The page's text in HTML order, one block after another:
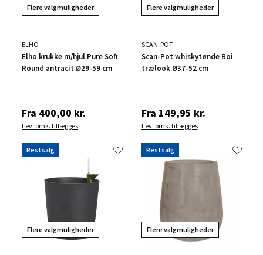
Flere valgmuligheder
ELHO
Elho krukke m/hjul Pure Soft
Round antracit Ø29-59 cm
Fra 400,00 kr.
Lev. omk. tillægges
Flere valgmuligheder
SCAN-POT
Scan-Pot whiskytønde Boi
trælook Ø37-52 cm
Fra 149,95 kr.
Lev. omk. tillægges
Restsalg
Flere valgmuligheder
Restsalg
Flere valgmuligheder